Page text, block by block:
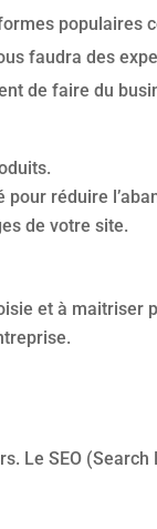
populaires
faudra des
de faire du
réduire
de votre site.
et à maitriser
Le SEO